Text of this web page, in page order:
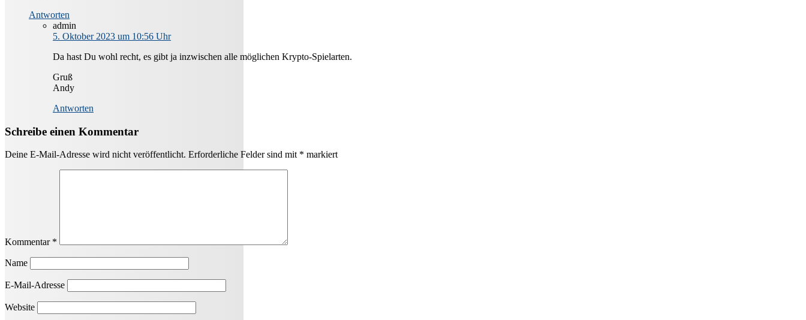
Antworten
admin
5. Oktober 2023 um 10:56 Uhr
Da hast Du wohl recht, es gibt ja inzwischen alle möglichen Krypto-Spielarten.
Gruß
Andy
Antworten
Schreibe einen Kommentar
Deine E-Mail-Adresse wird nicht veröffentlicht. Erforderliche Felder sind mit * markiert
Kommentar *
Name
E-Mail-Adresse
Website